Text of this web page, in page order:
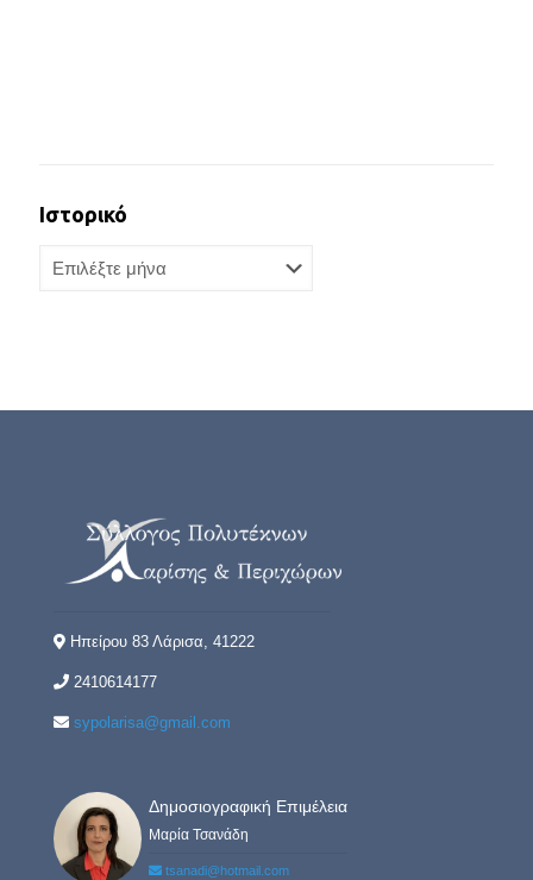
Ιστορικό
Ηπείρου 83 Λάρισα, 41222
2410614177
sypolarisa@gmail.com
Δημοσιογραφική Επιμέλεια
Μαρία Τσανάδη
tsanadi@hotmail.com